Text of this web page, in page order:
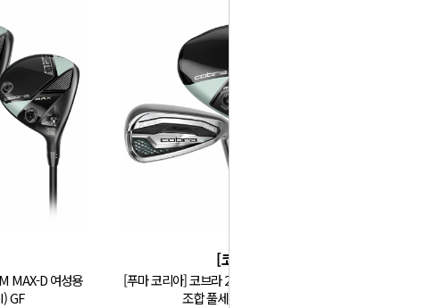
MAX-D 여성용
GF
[코브라]
[푸마 코리아] 코브라 26년 OPTM MAX-D 여성용
조합 풀세트 (D+U+I) GF